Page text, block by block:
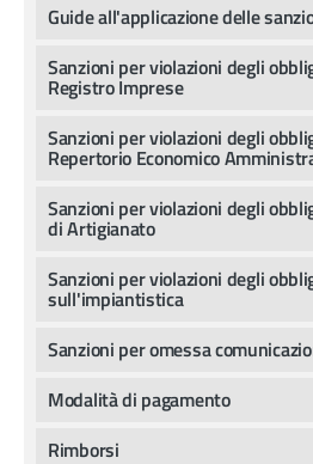
Guide all'applicazione delle
Sanzioni per violazioni degli
Registro Imprese
Sanzioni per violazioni degli
Repertorio Economico
Sanzioni per violazioni degli
di Artigianato
Sanzioni per violazioni degli
sull'impiantistica
Sanzioni per omessa
Modalità di pagamento
Rimborsi